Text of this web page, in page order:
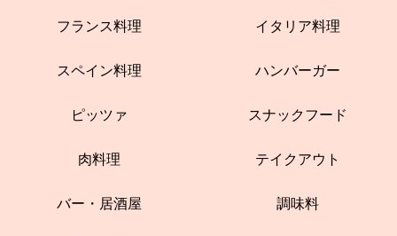
フランス料理 イタリア料理
スペイン料理 ハンバーガー
ピッツァ スナックフード
肉料理 テイクアウト
バー・居酒屋 調味料